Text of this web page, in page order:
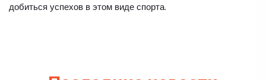
добиться успехов в этом виде спорта.